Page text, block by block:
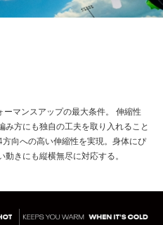
マンスアップの最大条件。
伸縮性
方にも独自の工夫を取り入れること
向への高い伸縮性を実現。身体にぴ
きにも縦横無尽に対応する。